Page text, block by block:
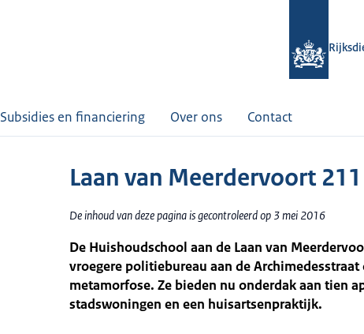
Subsidies en financiering Over ons Contact
Laan van Meerdervoort
De inhoud van deze pagina is gecontroleerd op 3 mei 2016
De Huishoudschool aan de Laan van
vroegere politiebureau aan de
metamorfose. Ze bieden nu onderdak aan tien
stadswoningen en een huisartsenpraktijk.